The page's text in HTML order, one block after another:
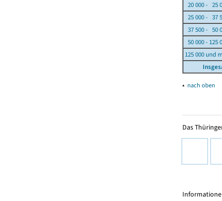
20 000 - 25
25 000 - 37
37 500 - 50
50 000 - 125
125 000 und
▴ nach oben
Das